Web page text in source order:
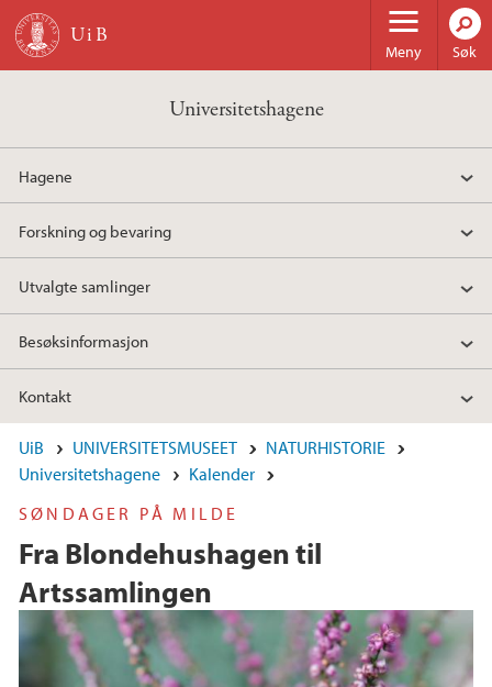
Hopp til hovedinnhold
Meny Søk
Universitetshagene
Hagene
Forskning og bevaring
Utvalgte samlinger
Besøksinformasjon
Kontakt
UiB UNIVERSITETSMUSEET
NATURHISTORIE
Universitetshagene
Kalender
SØNDAGER PÅ MILDE
Fra Blondehushagen til
Artssamlingen